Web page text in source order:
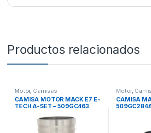
Productos relacionados
Motor, Camisas
CAMISA MOTOR MACK E7 E-
TECH A-SET – 509GC463
Motor,
CAMISA